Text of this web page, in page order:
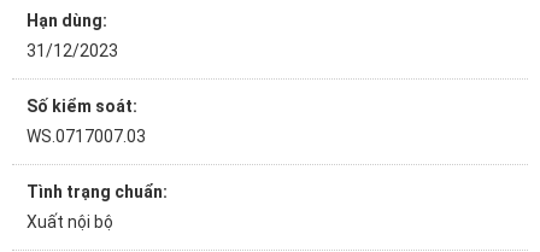
Hạn dùng:
31/12/2023
Số kiểm soát:
WS.0717007.03
Tình trạng chuẩn:
Xuất nội bộ